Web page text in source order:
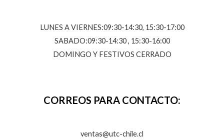
LUNES A VIERNES:09:30-14:30, 15:30-17:00
SABADO:09:30-14:30 , 15:30-16:00
DOMINGO Y FESTIVOS CERRADO
CORREOS PARA CONTACTO:
ventas@utc-chile.cl